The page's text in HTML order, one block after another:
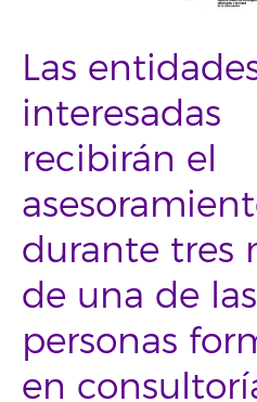
Las
interesadas
recibirán el
durante tres
de una de las
personas
en